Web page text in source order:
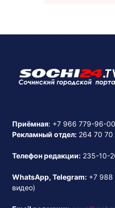
Приёмная: +7 966 779-96-00
Рекламный отдел: 264 70 70
Телефон редакции: 235-10-
WhatsApp, Telegram: +7 988
видео)